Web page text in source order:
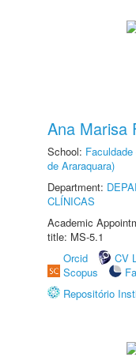
Ana Marisa
School:
de Araraquara)
Department:
CLÍNICAS
Academic
title: MS-5.1
Orcid
CV
Scopus
Repositório